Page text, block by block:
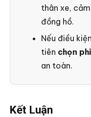
thân xe,
đồng hồ.
Nếu điều
tiên chọn
an toàn.
Kết Luận